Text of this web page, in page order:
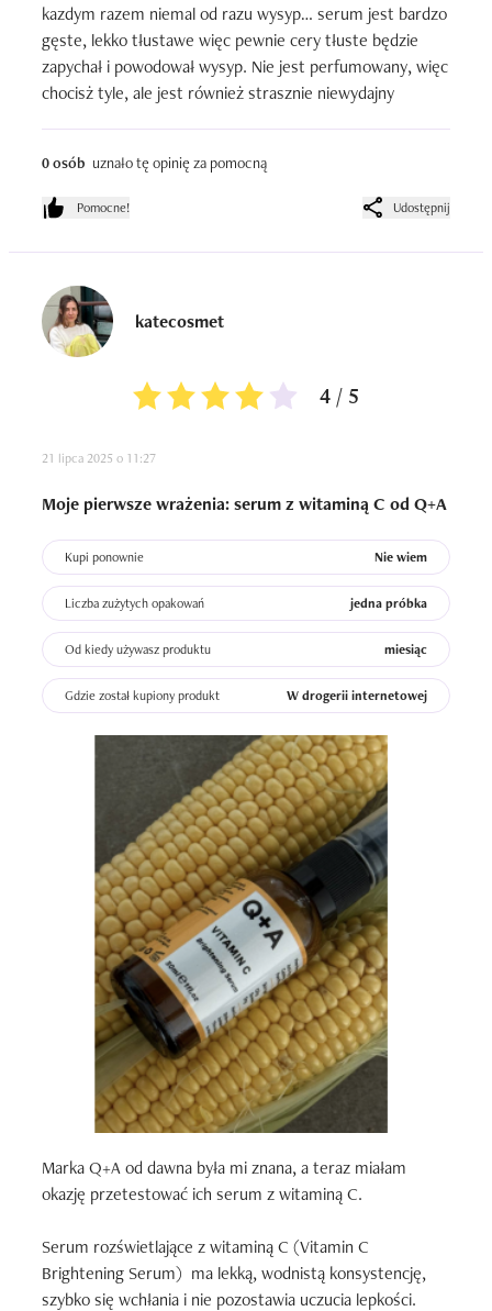
kazdym razem niemal od razu wysyp… serum jest bardzo
gęste, lekko tłustawe więc pewnie cery tłuste będzie
zapychał i powodował wysyp. Nie jest perfumowany, więc
chocisż tyle, ale jest również strasznie niewydajny
0 osób uznało tę opinię za pomocną
Pomocne! Udostępnij
katecosmet
4 / 5
21 lipca 2025 o 11:27
Moje pierwsze wrażenia: serum z witaminą C od Q+A
Kupi ponownie Nie wiem
Liczba zużytych opakowań jedna próbka
Od kiedy używasz produktu miesiąc
Gdzie został kupiony produkt W drogerii internetowej
Marka Q+A od dawna była mi znana, a teraz miałam
okazję przetestować ich serum z witaminą C.
Serum rozświetlające z witaminą C (Vitamin C
Brightening Serum)  ma lekką, wodnistą konsystencję,
szybko się wchłania i nie pozostawia uczucia lepkości.